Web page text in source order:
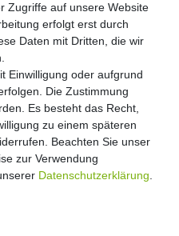
Zugriffe auf unsere Website
erfolgt erst durch
Daten mit Dritten, die wir
Einwilligung oder aufgrund
Die Zustimmung
Es besteht das Recht,
zu einem späteren
Beachten Sie unser
zur Verwendung
Daten­schutz­erklärung